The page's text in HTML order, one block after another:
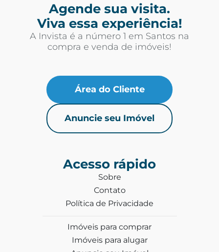
Agende sua visita.
Viva essa experiência!
A Invista é a número 1 em Santos na
compra e venda de imóveis!
Área do Cliente
Anuncie seu Imóvel
Acesso rápido
Sobre
Contato
Política de Privacidade
Imóveis para comprar
Imóveis para alugar